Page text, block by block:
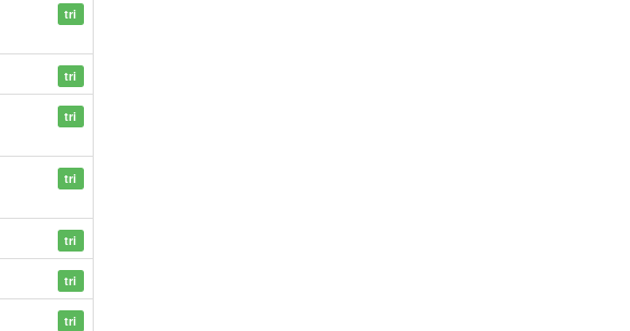
tri
tri
tri
tri
tri
tri
tri